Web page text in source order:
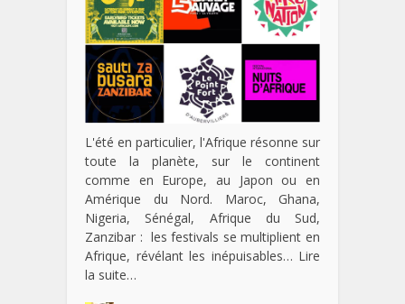
L'été en particulier, l'Afrique résonne sur
toute la planète, sur le continent
comme en Europe, au Japon ou en
Amérique du Nord. Maroc, Ghana,
Nigeria, Sénégal, Afrique du Sud,
Zanzibar : les festivals se multiplient en
Afrique, révélant les inépuisables… Lire
la suite…